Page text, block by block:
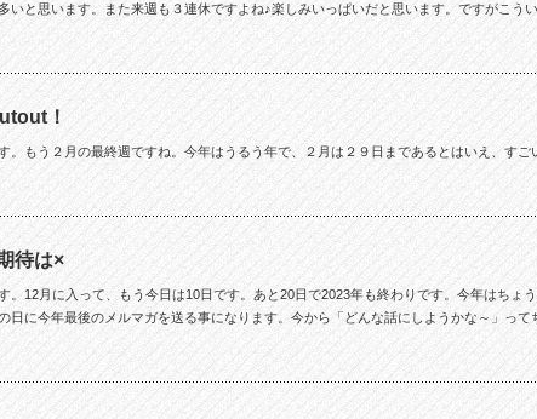
いと思います。また来週も３連休ですよね♪楽しみいっぱいだと思います。ですがこう
！
。もう２月の最終週ですね。今年はうるう年で、２月は２９日まであるとはいえ、すご
待は×
。12月に入って、もう今日は10日です。あと20日で2023年も終わりです。今年はちょ
日に今年最後のメルマガを送る事になります。今から「どんな話にしようかな～」って